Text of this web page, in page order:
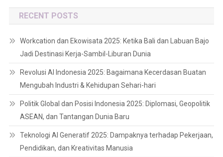
RECENT POSTS
Workcation dan Ekowisata 2025: Ketika Bali dan Labuan Bajo
Jadi Destinasi Kerja-Sambil-Liburan Dunia
Revolusi AI Indonesia 2025: Bagaimana Kecerdasan Buatan
Mengubah Industri & Kehidupan Sehari-hari
Politik Global dan Posisi Indonesia 2025: Diplomasi, Geopolitik
ASEAN, dan Tantangan Dunia Baru
Teknologi AI Generatif 2025: Dampaknya terhadap Pekerjaan,
Pendidikan, dan Kreativitas Manusia